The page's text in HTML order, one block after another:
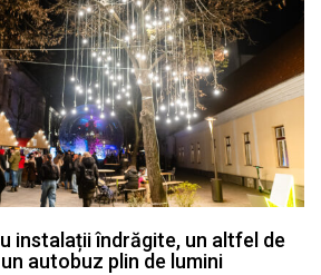
instalații îndrăgite, un altfel de
autobuz plin de lumini